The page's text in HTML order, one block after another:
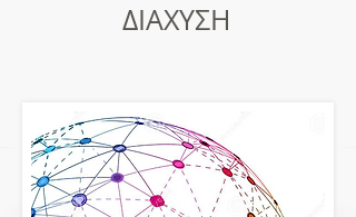
ΔΙΑΧΥΣΗ